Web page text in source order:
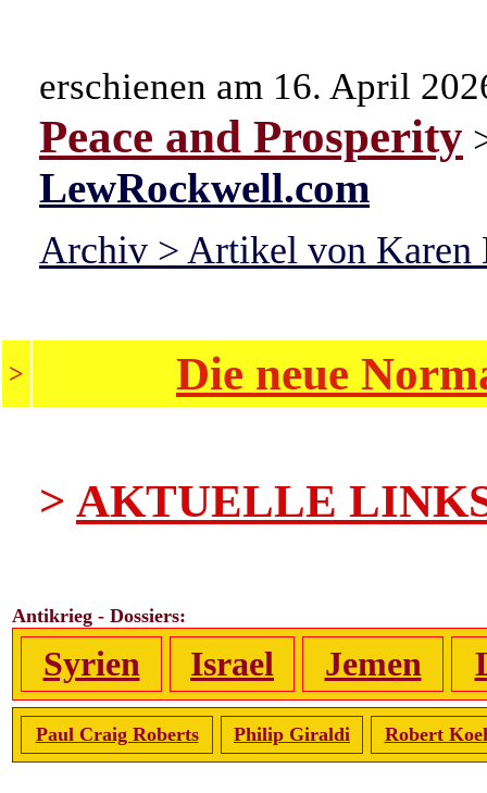
erschienen am 16. April
Peace and Prosperity
LewRockwell.com
Archiv > Artikel von
> Die neue
> AKTUELLE
Antikrieg - Dossiers:
Syrien Israel Jemen
Paul Craig Roberts Philip Giraldi Robert